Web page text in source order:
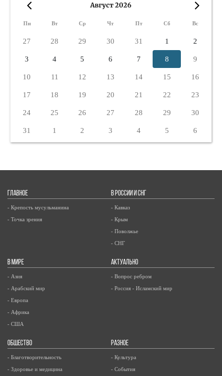
Август 2026
Пн Вт Ср Чт Пт Сб Вс
27 28 29 30 31 1 2
3 4 5 6 7 8 9
10 11 12 13 14 15 16
17 18 19 20 21 22 23
24 25 26 27 28 29 30
31 1 2 3 4 5 6
ГЛАВНОЕ
- Крепость мусульманина
- Точка зрения
В РОССИИ И СНГ
- Кавказ
- Крым
- Поволжье
- СНГ
В МИРЕ
- Азия
- Арабский мир
- Европа
- Африка
- США
АКТУАЛЬНО
- Вопрос ребром
- Россия - Исламский мир
ОБЩЕСТВО
- Благотворительность
- Здоровье и медицина
РАЗНОЕ
- Культура
- События